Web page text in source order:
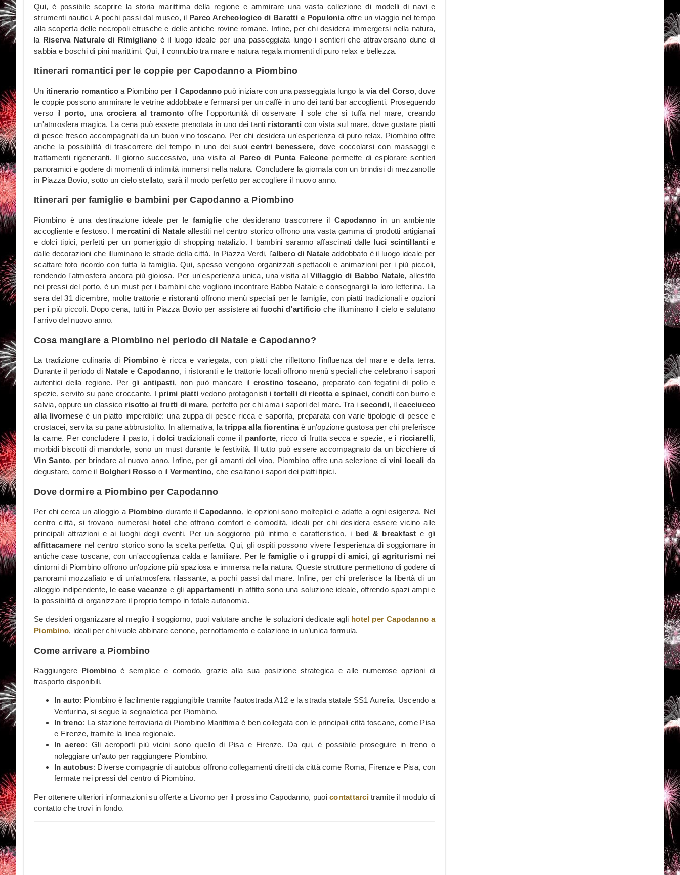
Qui, è possibile scoprire la storia marittima della regione e ammirare una vasta collezione di modelli di navi e
strumenti nautici. A pochi passi dal museo, il Parco Archeologico di Baratti e Populoniaoffre un viaggio nel tempo
alla scoperta delle necropoli etrusche e delle antiche rovine romane. Infine, per chi desidera immergersi nella natura,
la Riserva Naturale di Rimigliano è il luogo ideale per una passeggiata lungo i sentieri che attraversano dune di
sabbia e boschi di pini marittimi. Qui, il connubio tra mare e natura regala momenti di puro relax e bellezza.
Itinerari romantici per le coppie per Capodanno a Piombino
Un itinerario romanticoa Piombino per il Capodannopuò iniziare con una passeggiata lungo la via del Corso, dove
le coppie possono ammirare le vetrine addobbate e fermarsi per un caffè in uno dei tanti bar accoglienti. Proseguendo
verso il porto, una crociera al tramonto offre l'opportunità di osservare il sole che si tuffa nel mare, creando
un'atmosfera magica. La cena può essere prenotata in uno dei tanti ristoranti con vista sul mare, dove gustare piatti
di pesce fresco accompagnati da un buon vino toscano. Per chi desidera un'esperienza di puro relax, Piombino offre
anche la possibilità di trascorrere del tempo in uno dei suoicentri benessere, dove coccolarsi con massaggi e
trattamenti rigeneranti. Il giorno successivo, una visita al Parco di Punta Falcone permette di esplorare sentieri
panoramici e godere di momenti di intimità immersi nella natura. Concludere la giornata con un brindisi di mezzanotte
in Piazza Bovio, sotto un cielo stellato, sarà il modo perfetto per accogliere il nuovo anno.
Itinerari per famiglie e bambini per Capodanno a Piombino
Piombino è una destinazione ideale per le famiglieche desiderano trascorrere ilCapodanno in un ambiente
accogliente e festoso. I mercatini di Natale allestiti nel centro storico offrono una vasta gamma di prodotti artigianali
e dolci tipici, perfetti per un pomeriggio di shopping natalizio. I bambini saranno affascinati dalle luci scintillanti e
dalle decorazioni che illuminano le strade della città. In Piazza Verdi, l'albero di Natale addobbato è il luogo ideale per
scattare foto ricordo con tutta la famiglia. Qui, spesso vengono organizzati spettacoli e animazioni per i più piccoli,
rendendo l'atmosfera ancora più gioiosa. Per un'esperienza unica, una visita alVillaggio di Babbo Natale, allestito
nei pressi del porto, è un must per i bambini che vogliono incontrare Babbo Natale e consegnargli la loro letterina. La
sera del 31 dicembre, molte trattorie e ristoranti offrono menù speciali per le famiglie, con piatti tradizionali e opzioni
per i più piccoli. Dopo cena, tutti in Piazza Bovio per assistere ai fuochi d'artificio che illuminano il cielo e salutano
l'arrivo del nuovo anno.
Cosa mangiare a Piombino nel periodo di Natale e Capodanno?
La tradizione culinaria di Piombino è ricca e variegata, con piatti che riflettono l'influenza del mare e della terra.
Durante il periodo di Natale eCapodanno, i ristoranti e le trattorie locali offrono menù speciali che celebrano i sapori
autentici della regione. Per gli antipasti, non può mancare il crostino toscano, preparato con fegatini di pollo e
spezie, servito su pane croccante. I primi piatti vedono protagonisti i tortelli di ricotta e spinaci, conditi con burro e
salvia, oppure un classico risotto ai frutti di mare, perfetto per chi ama i sapori del mare. Tra isecondi, ilcacciucco
alla livorneseè un piatto imperdibile: una zuppa di pesce ricca e saporita, preparata con varie tipologie di pesce e
crostacei, servita su pane abbrustolito. In alternativa, latrippa alla fiorentinaè un'opzione gustosa per chi preferisce
la carne. Per concludere il pasto, i dolci tradizionali come il panforte, ricco di frutta secca e spezie, e i ricciarelli,
morbidi biscotti di mandorle, sono un must durante le festività. Il tutto può essere accompagnato da un bicchiere di
Vin Santo, per brindare al nuovo anno. Infine, per gli amanti del vino, Piombino offre una selezione di vini locali da
degustare, come il Bolgheri Rosso o il Vermentino, che esaltano i sapori dei piatti tipici.
Dove dormire a Piombino per Capodanno
Per chi cerca un alloggio a Piombino durante ilCapodanno, le opzioni sono molteplici e adatte a ogni esigenza. Nel
centro città, si trovano numerosi hotel che offrono comfort e comodità, ideali per chi desidera essere vicino alle
principali attrazioni e ai luoghi degli eventi. Per un soggiorno più intimo e caratteristico, i bed & breakfast e gli
affittacamere nel centro storico sono la scelta perfetta. Qui, gli ospiti possono vivere l'esperienza di soggiornare in
antiche case toscane, con un'accoglienza calda e familiare. Per le famiglieo igruppi di amici, gliagriturismi nei
dintorni di Piombino offrono un'opzione più spaziosa e immersa nella natura. Queste strutture permettono di godere di
panorami mozzafiato e di un'atmosfera rilassante, a pochi passi dal mare. Infine, per chi preferisce la libertà di un
alloggio indipendente, le case vacanze e gli appartamenti in affitto sono una soluzione ideale, offrendo spazi ampi e
la possibilità di organizzare il proprio tempo in totale autonomia.
Se desideri organizzare al meglio il soggiorno, puoi valutare anche le soluzioni dedicate agli hotel per Capodanno a
Piombino, ideali per chi vuole abbinare cenone, pernottamento e colazione in un’unica formula.
Come arrivare a Piombino
Raggiungere Piombino è semplice e comodo, grazie alla sua posizione strategica e alle numerose opzioni di
trasporto disponibili.
In auto: Piombino è facilmente raggiungibile tramite l'autostrada A12 e la strada statale SS1 Aurelia. Uscendo a
Venturina, si segue la segnaletica per Piombino.
In treno: La stazione ferroviaria di Piombino Marittima è ben collegata con le principali città toscane, come Pisa
e Firenze, tramite la linea regionale.
In aereo: Gli aeroporti più vicini sono quello di Pisa e Firenze. Da qui, è possibile proseguire in treno o
noleggiare un'auto per raggiungere Piombino.
In autobus: Diverse compagnie di autobus offrono collegamenti diretti da città come Roma, Firenze e Pisa, con
fermate nei pressi del centro di Piombino.
Per ottenere ulteriori informazioni su offerte a Livorno per il prossimo Capodanno, puoicontattarcitramite il modulo di
contatto che trovi in fondo.